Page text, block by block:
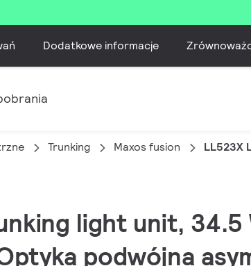
Dodatkowe informacje
Trunking Maxos fusion LL523X
light unit, 34.5
podwójna